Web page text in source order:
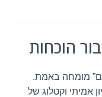
מומחה באמת.
אמיתי וקטלוג של